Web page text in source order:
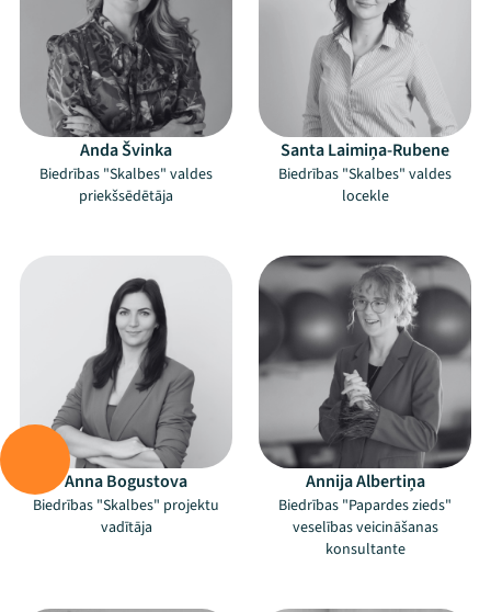
Anda Švinka
Biedrības "Skalbes" valdes
priekšsēdētāja
Santa Laimiņa-Rubene
Biedrības "Skalbes" valdes
locekle
Anna Bogustova
Biedrības "Skalbes" projektu
vadītāja
Annija Albertiņa
Biedrības "Papardes zieds"
veselības veicināšanas
konsultante